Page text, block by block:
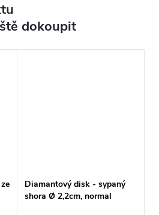
dokoupit
Diamantový disk - sypaný
shora Ø 2,2cm, normal